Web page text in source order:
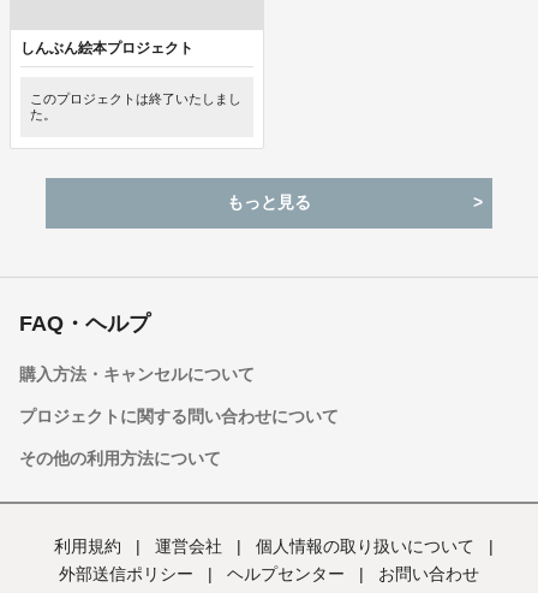
しんぶん絵本プロジェクト
このプロジェクトは終了いたしまし
た。
もっと見る
FAQ・ヘルプ
購入方法・キャンセルについて
プロジェクトに関する問い合わせについて
その他の利用方法について
利用規約 | 運営会社 | 個人情報の取り扱いについて
|
外部送信ポリシー
| ヘルプセンター | お問い合わせ